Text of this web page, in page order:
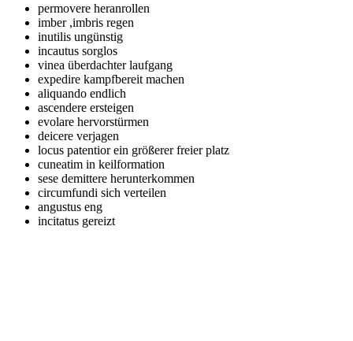
permovere heranrollen
imber ,imbris regen
inutilis ungünstig
incautus sorglos
vinea überdachter laufgang
expedire kampfbereit machen
aliquando endlich
ascendere ersteigen
evolare hervorstürmen
deicere verjagen
locus patentiorein größerer freier platz
cuneatim in keilformation
sese demittere herunterkommen
circumfundi sich verteilen
angustus eng
incitatus gereizt